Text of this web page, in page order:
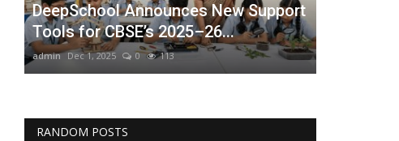
DeepSchool Announces New Support
Tools for CBSE’s 2025–26...
admin Dec 1, 2025 0 113
RANDOM POSTS